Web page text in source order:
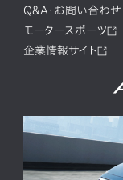
Q&A・お問い合わせ
モータースポーツ
企業情報サイト